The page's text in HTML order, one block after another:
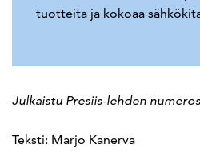
tuotteita ja kokoaa
Julkaistu Presiis-lehden
Teksti: Marjo Kanerva